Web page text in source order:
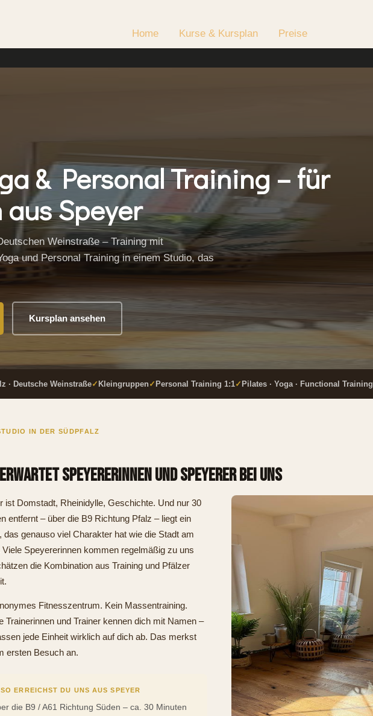
Home Kurse & Kursplan Preise
& Personal Training – für
Speyer
Weinstraße – Training mit
und Personal Training in einem Studio, das
Kursplan ansehen
· Deutsche Weinstraße✓ Kleingruppen ✓ Personal Training 1:1✓ Pilates · Yoga · Functional Training
IN DER SÜDPFALZ
Speyererinnen und Speyerer bei uns
ist Domstadt, Rheinidylle, Geschichte. Und nur 30
entfernt – über die B9 Richtung Pfalz – liegt ein
das genauso viel Charakter hat wie die Stadt am
Viele Speyererinnen kommen regelmäßig zu uns
die Kombination aus Training und Pfälzer
Fitnesszentrum. Kein Massentraining.
Trainerinnen und Trainer kennen dich mit Namen –
jede Einheit wirklich auf dich ab. Das merkst
ersten Besuch an.
SO ERREICHST DU UNS AUS SPEYER
die B9 / A61 Richtung Süden – ca. 30 Minuten